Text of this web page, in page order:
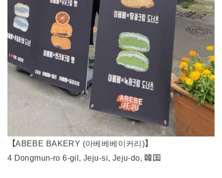
【ABEBE BAKERY (아베베베이커리)】
4 Dongmun-ro 6-gil, Jeju-si, Jeju-do, 韓国